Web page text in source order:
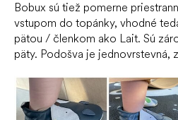
Bobux sú tiež pomerne
vstupom do topánky, vhodné
pätou / členkom ako Lait. Sú
päty. Podošva je jednovrstevná,